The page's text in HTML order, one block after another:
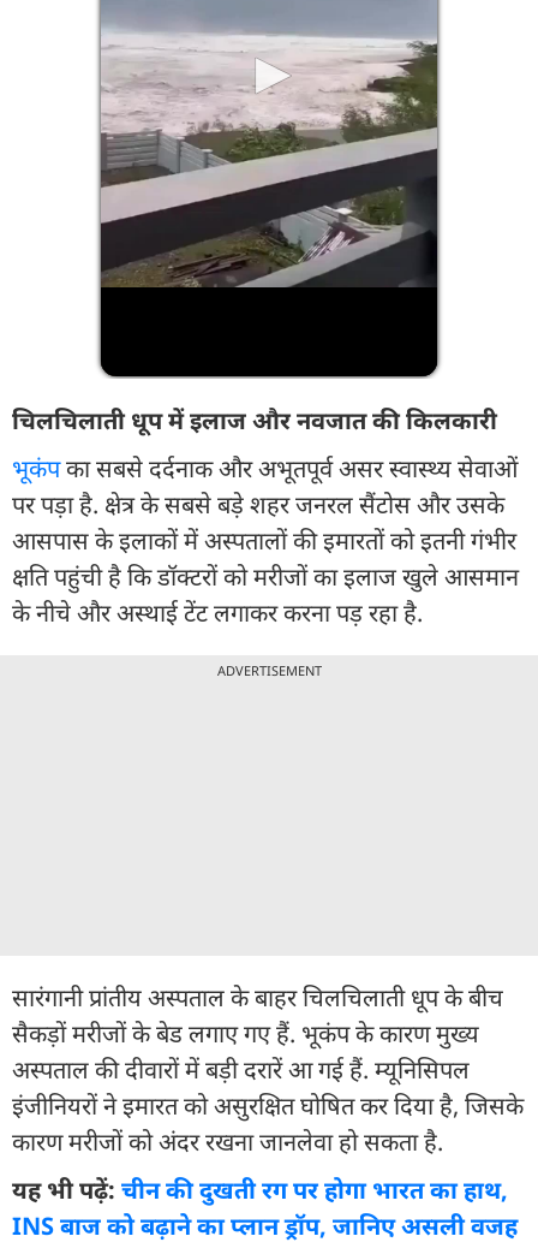
चिलचिलाती धूप में इलाज और नवजात की किलकारी
भूकंपका सबसे दर्दनाक और अभूतपूर्व असर स्वास्थ्य सेवाओं
पर पड़ा है. क्षेत्र के सबसे बड़े शहर जनरल सैंटोस और उसके
आसपास के इलाकों में अस्पतालों की इमारतों को इतनी गंभीर
क्षति पहुंची है कि डॉक्टरों को मरीजों का इलाज खुले आसमान
के नीचे और अस्थाई टेंट लगाकर करना पड़ रहा है.
ADVERTISEMENT
सारंगानी प्रांतीय अस्पताल के बाहर चिलचिलाती धूप के बीच
सैकड़ों मरीजों के बेड लगाए गए हैं. भूकंप के कारण मुख्य
अस्पताल की दीवारों में बड़ी दरारें आ गई हैं. म्यूनिसिपल
इंजीनियरों ने इमारत को असुरक्षित घोषित कर दिया है, जिसके
कारण मरीजों को अंदर रखना जानलेवा हो सकता है.
यह भी पढ़ें: चीन की दुखती रग पर होगा भारत का हाथ,
INS बाज को बढ़ाने का प्लान ड्रॉप, जानिए असली वजह